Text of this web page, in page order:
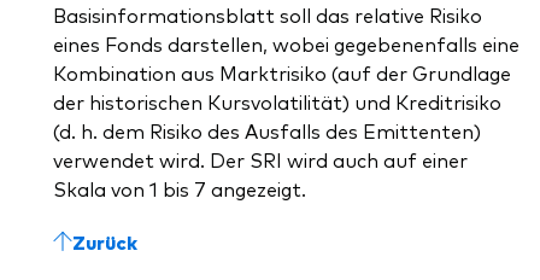
Basisinformationsblatt soll das relative Risiko
eines Fonds darstellen, wobei gegebenenfalls eine
Kombination aus Marktrisiko (auf der Grundlage
der historischen Kursvolatilität) und Kreditrisiko
(d. h. dem Risiko des Ausfalls des Emittenten)
verwendet wird. Der SRI wird auch auf einer
Skala von 1 bis 7 angezeigt.
Zurück